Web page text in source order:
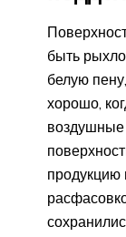
быть
белую
хорошо,
продукцию